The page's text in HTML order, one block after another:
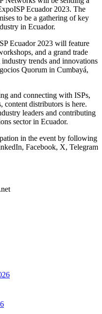
Ecuador 2023. The
to be a gathering of key
in Ecuador.
Ecuador 2023 will feature
and a grand trade
trends and innovations
Quorum in Cumbayá,
and connecting with ISPs,
content distributors is here.
leaders and contributing
sector in Ecuador.
in the event by following
Facebook, X, Telegram